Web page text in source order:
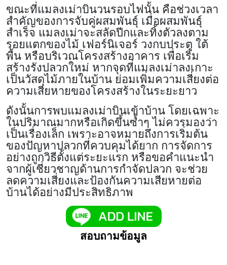
ขณะที่แมลงเม่าบินวนรอบไฟนั้น คือช่วงเวลา
สำคัญของการจับคู่ผสมพันธุ์ เมื่อผสมพันธุ์
สำเร็จ แมลงเม่าจะสลัดปีกและทิ้งตัวลงตาม
รอยแตกของไม้ เฟอร์นิเจอร์ วงกบประตู ใต้
พื้น หรือบริเวณโครงสร้างอาคาร เพื่อเริ่ม
สร้างรังปลวกใหม่ หากจุดที่แมลงเม่าลงเกาะ
เป็นวัสดุไม้ภายในบ้าน ย่อมเพิ่มความเสี่ยงต่อ
ความเสียหายของโครงสร้างในระยะยาว
ดังนั้นการพบแมลงเม่าบินเข้าบ้าน โดยเฉพาะ
ในปริมาณมากหรือเกิดขึ้นซ้ำๆ ไม่ควรมองว่า
เป็นเรื่องเล็ก เพราะอาจหมายถึงการเริ่มต้น
ของปัญหาปลวกที่ควบคุมได้ยาก การจัดการ
อย่างถูกวิธีตั้งแต่ระยะแรก หรือขอคำแนะนำ
จากผู้เชี่ยวชาญด้านการกำจัดปลวก จะช่วย
ลดความเสี่ยงและป้องกันความเสียหายต่อ
บ้านได้อย่างมีประสิทธิภาพ
สอบถามข้อมูล